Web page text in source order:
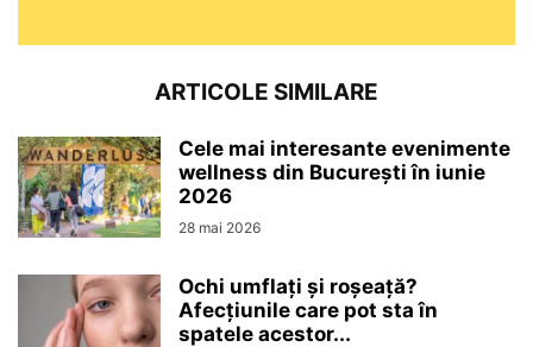
ARTICOLE SIMILARE
Cele mai interesante evenimente
wellness din București în iunie
2026
28 mai 2026
Ochi umflați și roșeață?
Afecțiunile care pot sta în
spatele acestor...